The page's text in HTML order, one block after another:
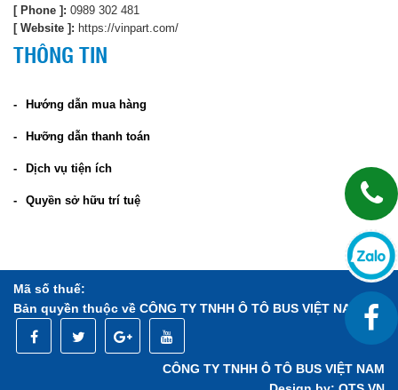
[ Phone ]: 0989 302 481
[ Website ]: https://vinpart.com/
THÔNG TIN
Hướng dẫn mua hàng
Hưỡng dẫn thanh toán
Dịch vụ tiện ích
Quyền sở hữu trí tuệ
Mã số thuế:
Bản quyền thuộc về CÔNG TY TNHH Ô TÔ BUS VIỆT NAM
CÔNG TY TNHH Ô TÔ BUS VIỆT NAM